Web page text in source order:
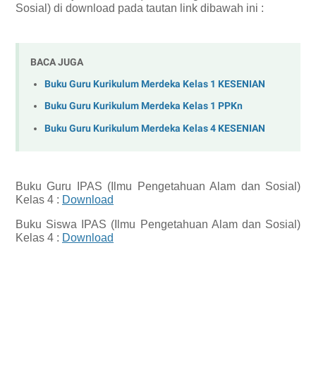
Sosial) di download pada tautan link dibawah ini :
BACA JUGA
Buku Guru Kurikulum Merdeka Kelas 1 KESENIAN
Buku Guru Kurikulum Merdeka Kelas 1 PPKn
Buku Guru Kurikulum Merdeka Kelas 4 KESENIAN
Buku Guru IPAS (Ilmu Pengetahuan Alam dan Sosial)
Kelas 4 : Download
Buku Siswa IPAS (Ilmu Pengetahuan Alam dan Sosial)
Kelas 4 : Download